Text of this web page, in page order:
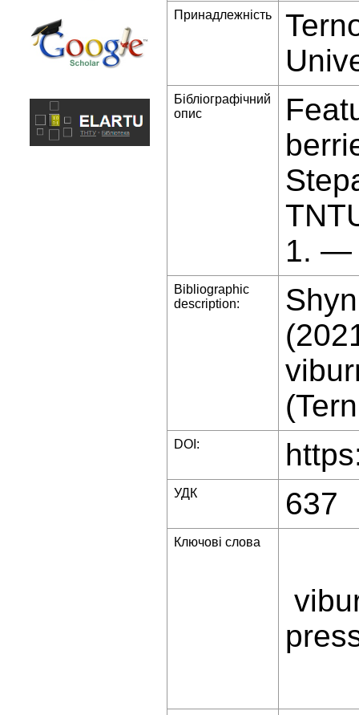
Принадлежність
Бібліографічний
опис
1. —
Bibliographic
description:
DOI:
УДК 637
Ключові слова